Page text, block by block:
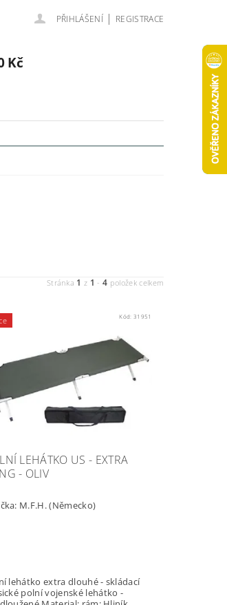
PŘIHLÁŠENÍ | REGISTRACE
Kč
Stránka 1 z 1 -4 položek celkem
Kód:31951
LEHÁTKO US - EXTRA
- OLIV
M.F.H. (Německo)
lehátko extra dlouhé - skládací
polní vojenské lehátko -